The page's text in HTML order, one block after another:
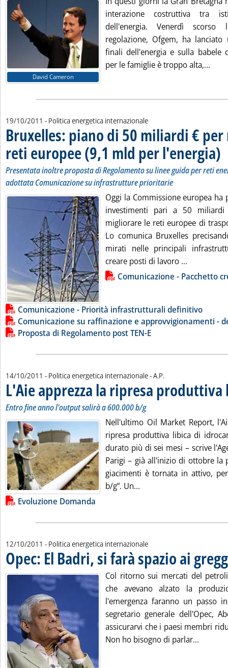
David Cameron
interazione costruttiva tra
dell'energia. Venerdì scorso
regolazione, Ofgem, ha
finali dell'energia e sulla babele
per le famiglie è troppo alta,...
19/10/2011 - Politica energetica internazionale
Bruxelles: piano di 50 miliardi €
reti europee (9,1 mld per l'energia)
Presentata inoltre proposta di Regolamento su linee guida per reti
adottata Comunicazione su infrastrutture prioritarie
Oggi la Commissione europea
investimenti pari a 50
migliorare le reti europee di
Lo comunica Bruxelles
mirati nelle principali
creare posti di lavoro ...
Lista allegati PDF alla notiziaComunicazione - Pacchetto
Comunicazione - Priorità infrastrutturali definitivo
Comunicazione su raffinazione e approvvigionamenti -
Proposta di Regolamento post TEN-E
14/10/2011 - Politica energetica internazionale -di:
A.P.
L'Aie apprezza la ripresa produttiva
Entro fine anno l'output salirà a 600.000 b/g
Nell'ultimo Oil Market Report,
ripresa produttiva libica di
durato più di sei mesi – scrive
Parigi – già all'inizio di ottobre la
giacimenti è tornata in attivo,
b/g”. Un...
Lista allegati PDF alla notizia
Evoluzione Domanda
12/10/2011 - Politica energetica internazionale
Opec: El Badri, si farà spazio ai
Col ritorno sui mercati del
che avevano alzato la
l'emergenza faranno un passo
segretario generale dell'Opec,
assicurarvi che i paesi membri
Non ho bisogno di parlar...